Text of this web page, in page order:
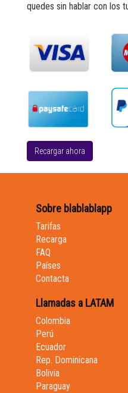
quedes sin hablar con los
Recargar ahora
Sobre blablablapp
Tarifas
Recarga
FAQ
Países
Contacta
Llamadas a LATAM
Colombia
Perú
Ecuador
Rep. Dominicana
Bolivia
Paraguay